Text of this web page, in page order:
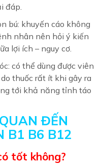
đáp.
bú: khuyến cáo không
nhân nên hỏi ý kiến
lợi ích – nguy cơ.
có thể dùng được viên
thuốc rất ít khi gây ra
tới khả năng tỉnh táo
ĐẾN
B1 B6 B12
tốt không?